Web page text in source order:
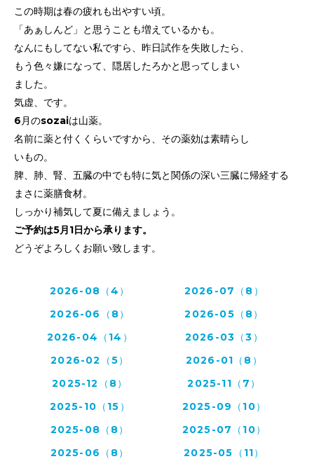
この時期は春の疲れも出やすい頃。
「あぁしんど」と思うことも増えているかも。
なんにもしてない私ですら、昨日試作を失敗したら、
もう色々嫌になって、隠居したろかと思ってしまい
ました。
気虚、です。
6月のsozaiは山薬。
名前に薬と付くくらいですから、その薬効は素晴らし
いもの。
脾、肺、腎、五臓の中でも特に気と関係の深い三臓に帰経する
まさに薬膳食材。
しっかり補気して夏に備えましょう。
ご予約は5月1日から承ります。
どうぞよろしくお願い致します。
2026-08（4）
2026-07（8）
2026-06（8）
2026-05（8）
2026-04（14）
2026-03（3）
2026-02（5）
2026-01（8）
2025-12（8）
2025-11（7）
2025-10（15）
2025-09（10）
2025-08（8）
2025-07（10）
2025-06（8）
2025-05（11）